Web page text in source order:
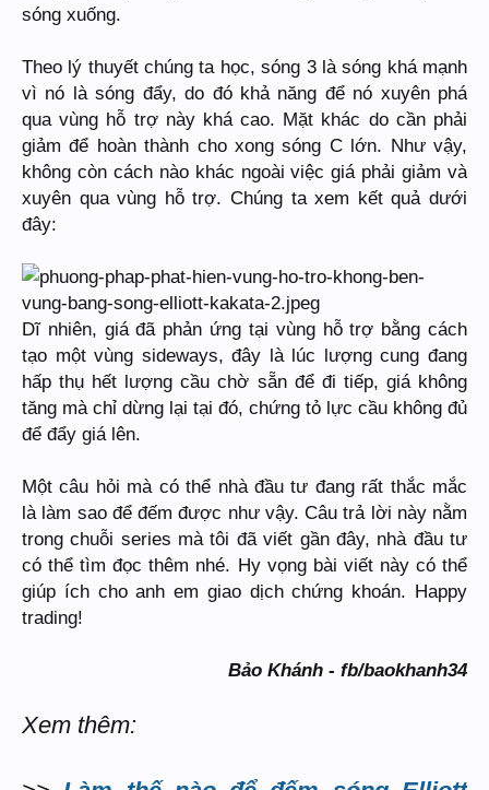
sóng xuống.
Theo lý thuyết chúng ta học, sóng 3 là sóng khá mạnh
vì nó là sóng đẩy, do đó khả năng để nó xuyên phá
qua vùng hỗ trợ này khá cao. Mặt khác do cần phải
giảm để hoàn thành cho xong sóng C lớn. Như vậy,
không còn cách nào khác ngoài việc giá phải giảm và
xuyên qua vùng hỗ trợ. Chúng ta xem kết quả dưới
đây:
Dĩ nhiên, giá đã phản ứng tại vùng hỗ trợ bằng cách
tạo một vùng sideways, đây là lúc lượng cung đang
hấp thụ hết lượng cầu chờ sẵn để đi tiếp, giá không
tăng mà chỉ dừng lại tại đó, chứng tỏ lực cầu không đủ
để đẩy giá lên.
Một câu hỏi mà có thể nhà đầu tư đang rất thắc mắc
là làm sao để đếm được như vậy. Câu trả lời này nằm
trong chuỗi series mà tôi đã viết gần đây, nhà đầu tư
có thể tìm đọc thêm nhé. Hy vọng bài viết này có thể
giúp ích cho anh em giao dịch chứng khoán. Happy
trading!
Bảo Khánh - fb/baokhanh34
Xem thêm: